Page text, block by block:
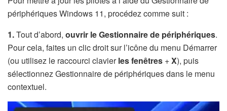
périphériques Windows 11, procédez comme suit :
1.Tout d’abord, ouvrir le Gestionnaire de périphériques.
Pour cela, faites un clic droit sur l’icône du menu Démarrer
(ou utilisez le raccourci clavierles fenêtres +X), puis
sélectionnez Gestionnaire de périphériques dans le menu
contextuel.